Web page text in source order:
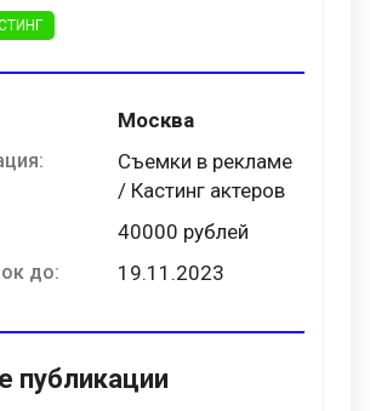
Москва
Съемки в рекламе
/ Кастинг актеров
40000 рублей
до: 19.11.2023
публикации